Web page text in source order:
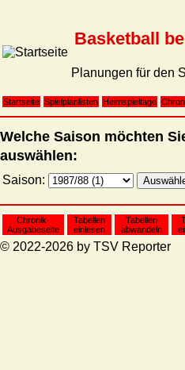
Basketball
Planungen für den
Startseite Spielplanlisten Heimspieltage
Welche Saison möchten
auswählen:
Saison:
Chronik-
Ausgabeseite
Tabellen
einlesen
Tabellen
abwandeln
© 2022-2026 by TSV Reporter